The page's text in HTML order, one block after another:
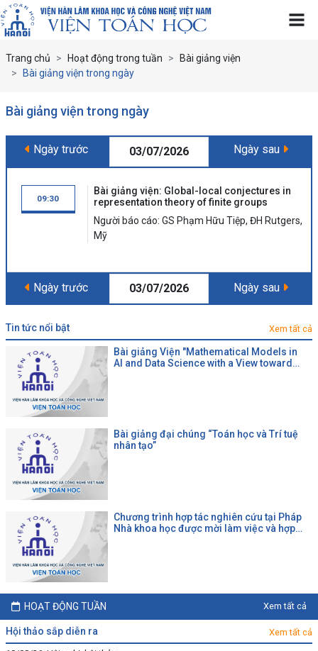
Trang chủ Hoạt động trong tuần
Bài giảng viện
Bài giảng viện trong ngày
Bài giảng viện trong ngày
Ngày trước 03/07/2026 Ngày sau
09:30
Bài giảng viện: Global-local conjectures in
representation theory of finite groups
Người báo cáo: GS Phạm Hữu Tiệp, ĐH Rutgers,
Mỹ
Ngày trước 03/07/2026 Ngày sau
tin tức nổi bật Xem tất cả
Bài giảng Viện "Mathematical Models in
AI and Data Science with a View toward
Bài giảng đại chúng “Toán học và Trí tuệ
nhân tạo”
Chương trình hợp tác nghiên cứu tại Pháp
Nhà khoa học được mời làm việc và hợp
HOẠT ĐỘNG TUẦN Xem tất cả
hội thảo sắp diễn ra
Xem tất cả